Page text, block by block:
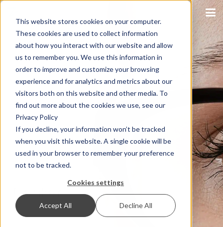
This website stores cookies on your computer.
These cookies are used to collect information
about how you interact with our website and allow
us to remember you. We use this information in
order to improve and customize your browsing
experience and for analytics and metrics about our
visitors both on this website and other media. To
find out more about the cookies we use, see our
Privacy Policy
If you decline, your information won’t be tracked
when you visit this website. A single cookie will be
used in your browser to remember your preference
not to be tracked.
Cookies settings
Accept All Decline All
Optiker